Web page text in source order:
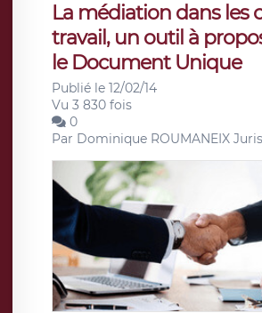
La médiation dans les
travail, un outil à
le Document Unique
Publié le 12/02/14
Vu 3 830 fois
0
Par Dominique ROUMANEIX